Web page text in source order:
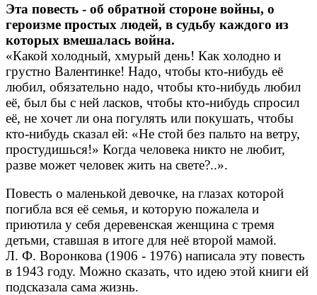
Эта повесть - об обратной стороне войны, о
героизме простых людей, в судьбу каждого из
которых вмешалась война.
«Какой холодный, хмурый день! Как холодно и
грустно Валентинке! Надо, чтобы кто-нибудь её
любил, обязательно надо, чтобы кто-нибудь любил
её, был бы с ней ласков, чтобы кто-нибудь спросил
её, не хочет ли она погулять или покушать, чтобы
кто-нибудь сказал ей: «Не стой без пальто на ветру,
простудишься!» Когда человека никто не любит,
разве может человек жить на свете?..».
Повесть о маленькой девочке, на глазах которой
погибла вся её семья, и которую пожалела и
приютила у себя деревенская женщина с тремя
детьми, ставшая в итоге для неё второй мамой.
Л. Ф. Воронкова (1906 - 1976) написала эту повесть
в 1943 году. Можно сказать, что идею этой книги ей
подсказала сама жизнь.